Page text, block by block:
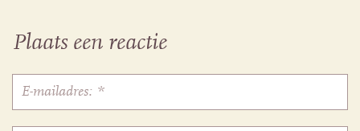
Plaats een reactie